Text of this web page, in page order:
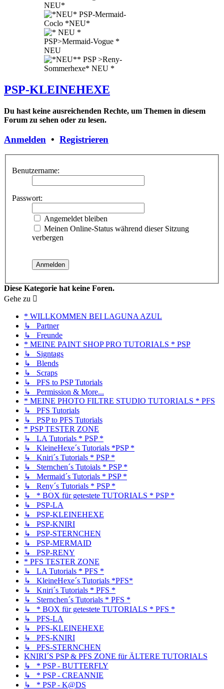
PSP-KLEINEHEXE
Du hast keine ausreichenden Rechte, um Themen in diesem
Forum zu sehen oder zu lesen.
Anmelden • Registrieren
Benutzername:
Passwort:
Angemeldet bleiben
Meinen Online-Status während dieser Sitzung
verbergen
Diese Kategorie hat keine Foren.
Gehe zu
* WILLKOMMEN BEI LAGUNA AZUL
↳ Partner
↳ Freunde
* MEINE PAINT SHOP PRO TUTORIALS * PSP
↳ Signtags
↳ Blends
↳ Scraps
↳ PFS to PSP Tutorials
↳ Permission & More...
* MEINE PHOTO FILTRE STUDIO TUTORIALS * PFS
↳ PFS Tutorials
↳ PSP to PFS Tutorials
* PSP TESTER ZONE
↳ LA Tutorials * PSP *
↳ KleineHexe´s Tutorials *PSP *
↳ Kniri´s Tutorials * PSP *
↳ Sternchen´s Tutoials * PSP *
↳ Mermaid´s Tutorials * PSP *
↳ Reny´s Tutorials * PSP *
↳ * BOX für getestete TUTORIALS * PSP *
↳ PSP-LA
↳ PSP-KLEINEHEXE
↳ PSP-KNIRI
↳ PSP-STERNCHEN
↳ PSP-MERMAID
↳ PSP-RENY
* PFS TESTER ZONE
↳ LA Tutorials * PFS *
↳ KleineHexe´s Tutorials *PFS*
↳ Kniri´s Tutorials * PFS *
↳ Sternchen´s Tutorials * PFS *
↳ * BOX für getestete TUTORIALS * PFS *
↳ PFS-LA
↳ PFS-KLEINEHEXE
↳ PFS-KNIRI
↳ PFS-STERNCHEN
KNIRI´S PSP & PFS ZONE für ÄLTERE TUTORIALS
↳ * PSP - BUTTERFLY
↳ * PSP - CREANNIE
↳ * PSP - K@DS